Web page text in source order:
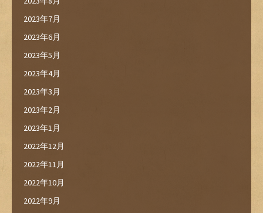
2023年7月
2023年6月
2023年5月
2023年4月
2023年3月
2023年2月
2023年1月
2022年12月
2022年11月
2022年10月
2022年9月